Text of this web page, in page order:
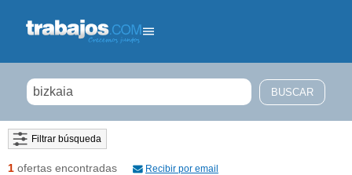
Filtrar búsqueda
1 ofertas encontradas Recibir por email